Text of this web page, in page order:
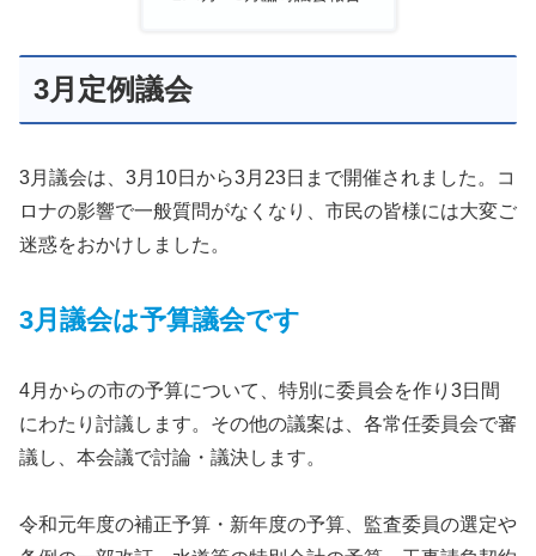
3月定例議会
3月議会は、3月10日から3月23日まで開催されました。コ
ロナの影響で一般質問がなくなり、市民の皆様には大変ご
迷惑をおかけしました。
3月 議会は予算議会です
4月からの市の予算について、特別に委員会を作り3日間
にわたり討議します。その他の議案は、各常任委員会で審
議し、本会議で討論・議決します。
令和元年度の補正予算・新年度の予算、監査委員の選定や